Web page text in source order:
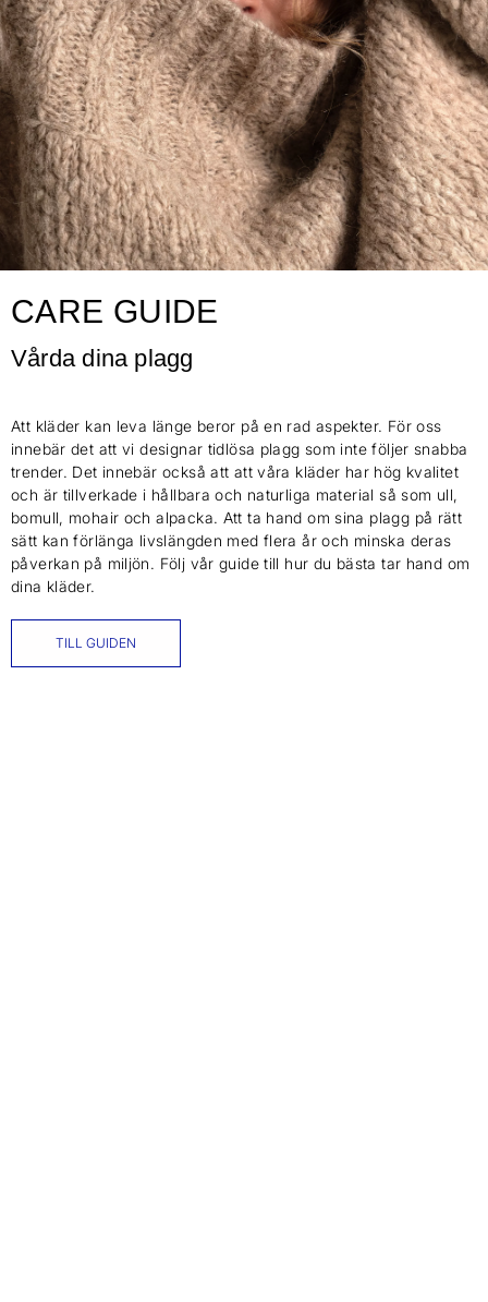
CARE GUIDE
Vårda dina plagg
Att kläder kan leva länge beror på en rad aspekter. För oss
innebär det att vi designar tidlösa plagg som inte följer snabba
trender. Det innebär också att att våra kläder har hög kvalitet
och är tillverkade i hållbara och naturliga material så som ull,
bomull, mohair och alpacka. Att ta hand om sina plagg på rätt
sätt kan förlänga livslängden med flera år och minska deras
påverkan på miljön. Följ vår guide till hur du bästa tar hand om
dina kläder.
TILL GUIDEN